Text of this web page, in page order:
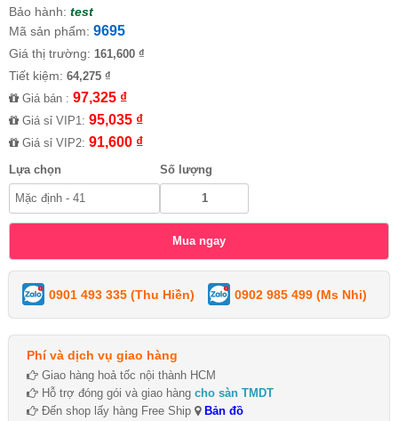
Bảo hành: test
Mã sản phẩm: 9695
Giá thị trường: 161,600 ₫
Tiết kiệm: 64,275 ₫
Giá bán : 97,325 ₫
Giá sỉ VIP1: 95,035 ₫
Giá sỉ VIP2: 91,600 ₫
Lựa chọn Số lượng
0901 493 335 (Thu Hiền) 0902 985 499 (Ms Nhi)
Phí và dịch vụ giao hàng
Giao hàng hoả tốc nội thành HCM
Hỗ trợ đóng gói và giao hàng cho sàn TMDT
Đến shop lấy hàng Free Ship
Bản đồ